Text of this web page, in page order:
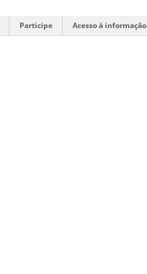
Participe Acesso à informação